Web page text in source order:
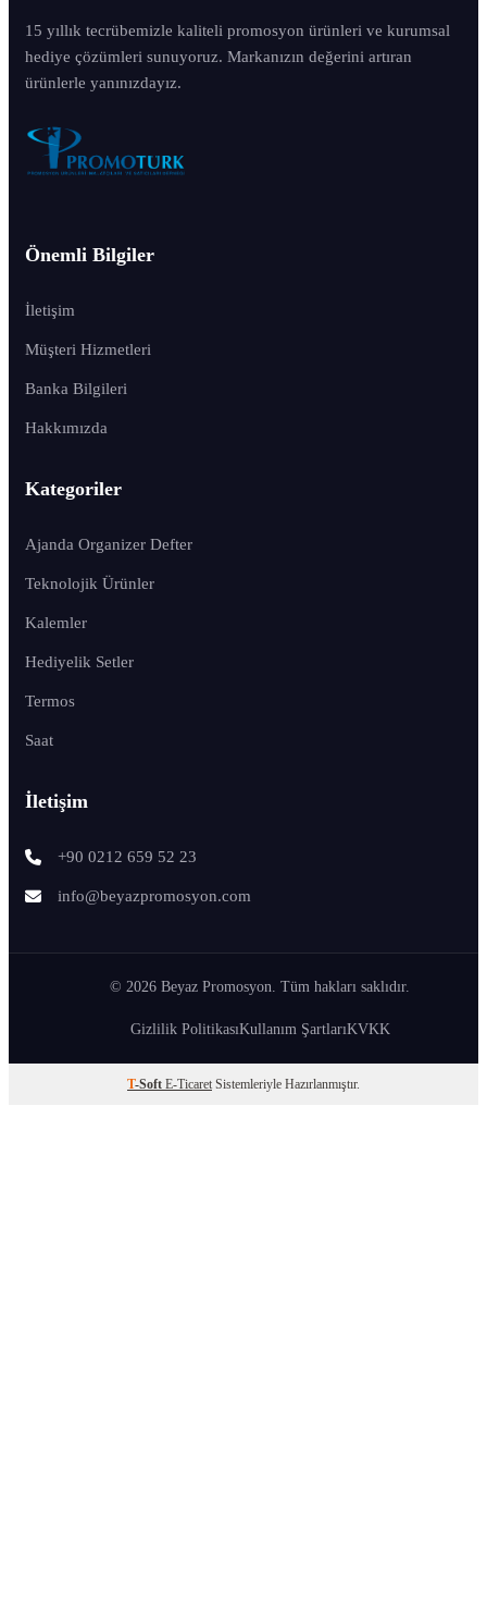
15 yıllık tecrübemizle kaliteli promosyon ürünleri ve kurumsal
hediye çözümleri sunuyoruz. Markanızın değerini artıran
ürünlerle yanınızdayız.
Önemli Bilgiler
İletişim
Müşteri Hizmetleri
Banka Bilgileri
Hakkımızda
Kategoriler
Ajanda Organizer Defter
Teknolojik Ürünler
Kalemler
Hediyelik Setler
Termos
Saat
İletişim
+90 0212 659 52 23
info@beyazpromosyon.com
© 2026 Beyaz Promosyon. Tüm hakları saklıdır.
Gizlilik PolitikasıKullanım ŞartlarıKVKK
T-Soft E-Ticaret Sistemleriyle Hazırlanmıştır.